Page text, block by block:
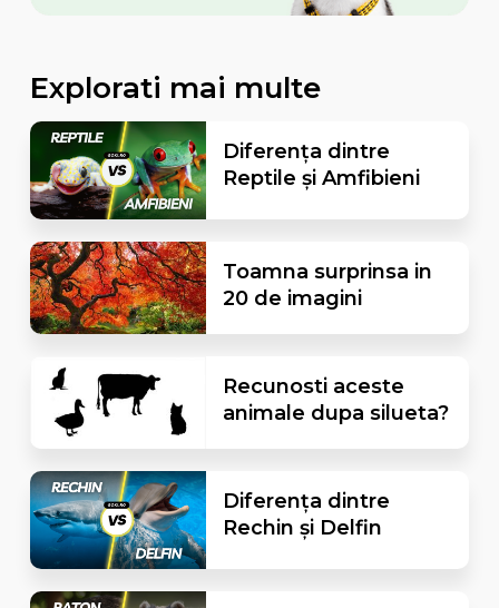
Explorati mai multe
Diferența dintre
Reptile și Amfibieni
Toamna surprinsa in
20 de imagini
Recunosti aceste
animale dupa silueta?
Diferența dintre
Rechin și Delfin